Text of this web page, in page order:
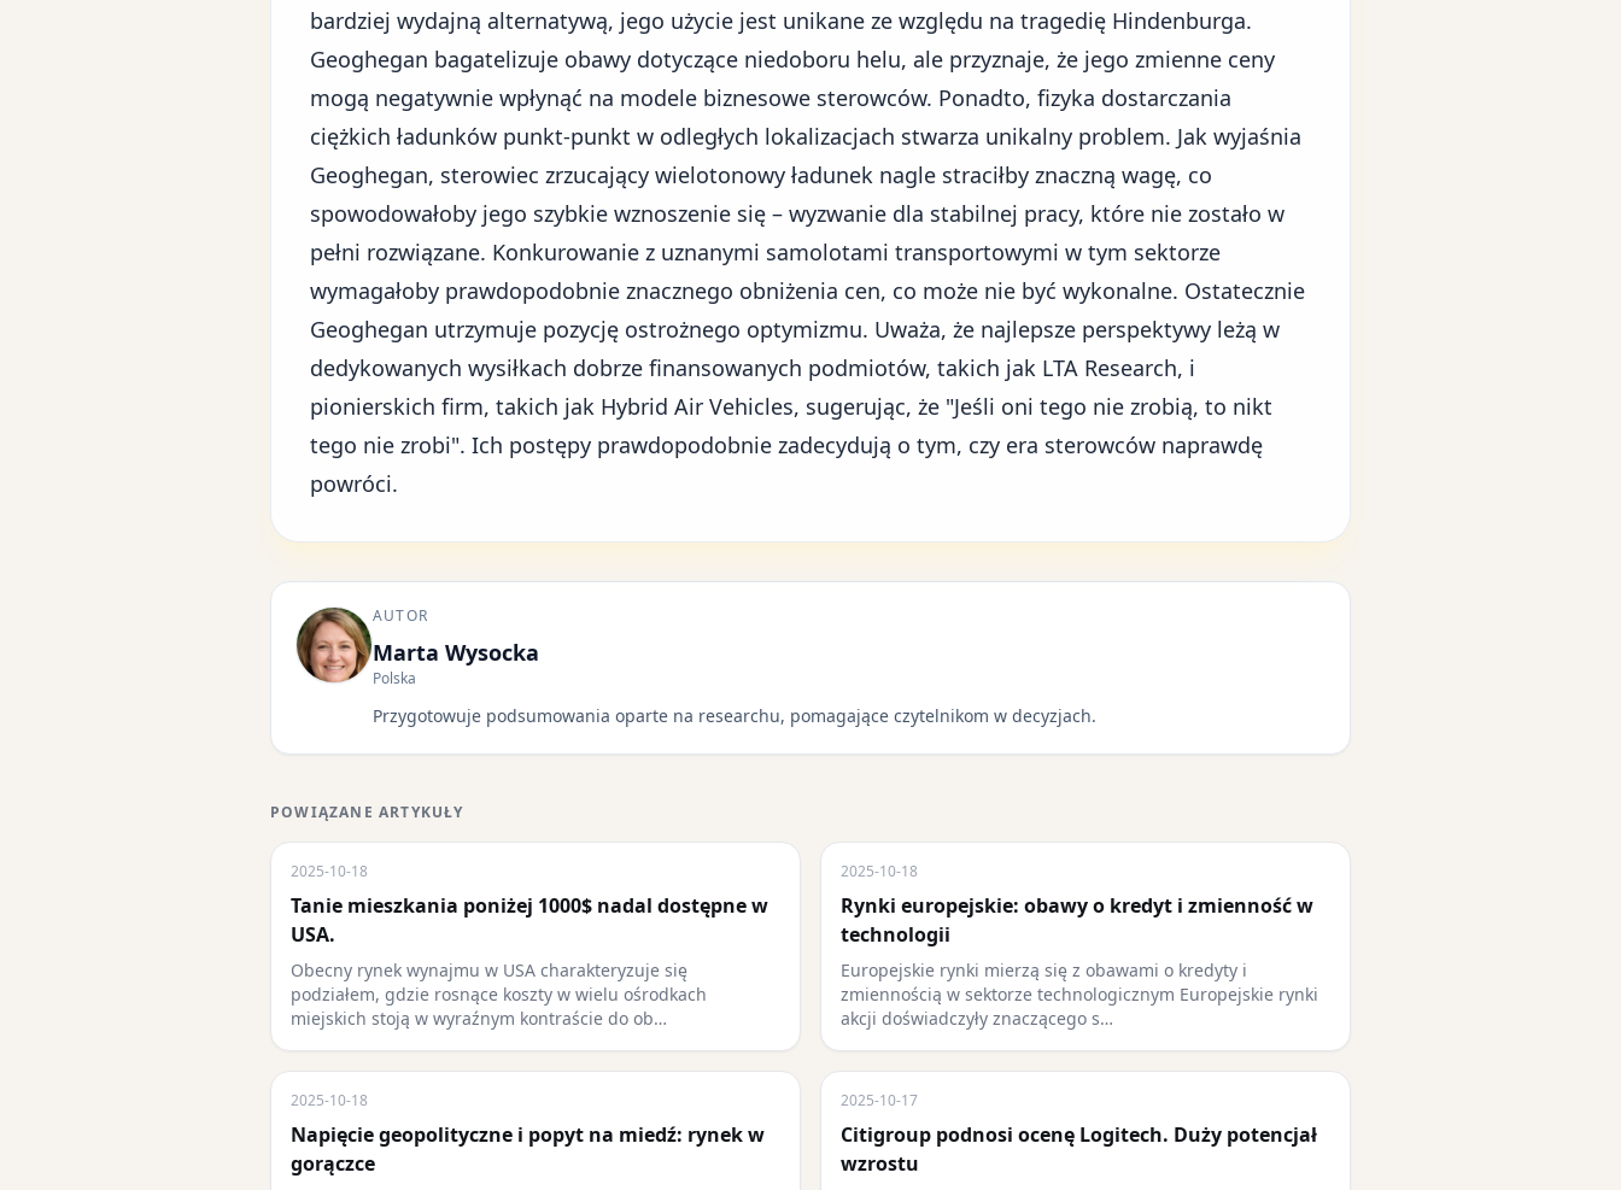
bardziej wydajną alternatywą, jego użycie jest unikane ze względu na tragedię Hindenburga.
Geoghegan bagatelizuje obawy dotyczące niedoboru helu, ale przyznaje, że jego zmienne ceny
mogą negatywnie wpłynąć na modele biznesowe sterowców. Ponadto, fizyka dostarczania
ciężkich ładunków punkt-punkt w odległych lokalizacjach stwarza unikalny problem. Jak wyjaśnia
Geoghegan, sterowiec zrzucający wielotonowy ładunek nagle straciłby znaczną wagę, co
spowodowałoby jego szybkie wznoszenie się – wyzwanie dla stabilnej pracy, które nie zostało w
pełni rozwiązane. Konkurowanie z uznanymi samolotami transportowymi w tym sektorze
wymagałoby prawdopodobnie znacznego obniżenia cen, co może nie być wykonalne. Ostatecznie
Geoghegan utrzymuje pozycję ostrożnego optymizmu. Uważa, że najlepsze perspektywy leżą w
dedykowanych wysiłkach dobrze finansowanych podmiotów, takich jak LTA Research, i
pionierskich firm, takich jak Hybrid Air Vehicles, sugerując, że "Jeśli oni tego nie zrobią, to nikt
tego nie zrobi". Ich postępy prawdopodobnie zadecydują o tym, czy era sterowców naprawdę
powróci.
AUTOR
Marta Wysocka
Polska
Przygotowuje podsumowania oparte na researchu, pomagające czytelnikom w decyzjach.
POWIĄZANE ARTYKUŁY
2025-10-18
Tanie mieszkania poniżej 1000$ nadal dostępne w
USA.
Obecny rynek wynajmu w USA charakteryzuje się
podziałem, gdzie rosnące koszty w wielu ośrodkach
miejskich stoją w wyraźnym kontraście do ob…
2025-10-18
Rynki europejskie: obawy o kredyt i zmienność w
technologii
Europejskie rynki mierzą się z obawami o kredyty i
zmiennością w sektorze technologicznym Europejskie rynki
akcji doświadczyły znaczącego s…
2025-10-18
Napięcie geopolityczne i popyt na miedź: rynek w
gorączce
2025-10-17
Citigroup podnosi ocenę Logitech. Duży potencjał
wzrostu